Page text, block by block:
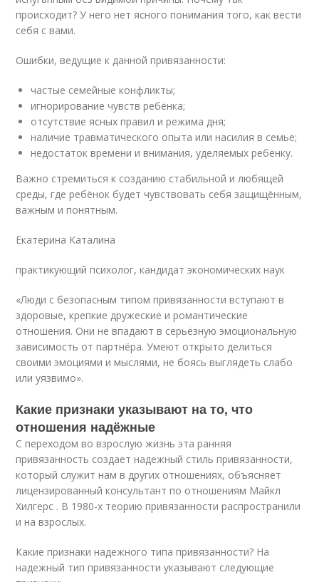
происходит? У него нет ясного понимания того, как вести
себя с вами.
Ошибки, ведущие к данной привязанности:
частые семейные конфликты;
игнорирование чувств ребёнка;
отсутствие ясных правил и режима дня;
наличие травматического опыта или насилия в семье;
недостаток времени и внимания, уделяемых ребёнку.
Важно стремиться к созданию стабильной и любящей
среды, где ребёнок будет чувствовать себя защищённым,
важным и понятным.
Екатерина Каталина
практикующий психолог, кандидат экономических наук
«Люди с безопасным типом привязанности вступают в
здоровые, крепкие дружеские и романтические
отношения. Они не впадают в серьёзную эмоциональную
зависимость от партнёра. Умеют открыто делиться
своими эмоциями и мыслями, не боясь выглядеть слабо
или уязвимо».
Какие признаки указывают на то, что
отношения надёжные
С переходом во взрослую жизнь эта ранняя
привязанность создает надежный стиль привязанности,
который служит нам в других отношениях, объясняет
лицензированный консультант по отношениям Майкл
Хилгерс . В 1980-х теорию привязанности распространили
и на взрослых.
Какие признаки надежного типа привязанности? На
надежный тип привязанности указывают следующие